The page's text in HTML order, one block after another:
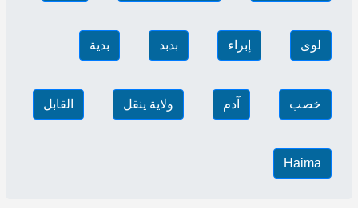
لوى إبراء بدبد بدية
خصب آدم ولاية ينقل القابل
Haima